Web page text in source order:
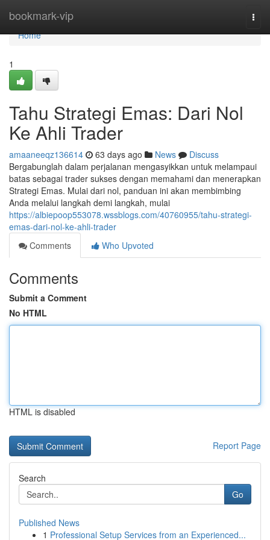
bookmark-vip
Home
Home
1
Tahu Strategi Emas: Dari Nol
Ke Ahli Trader
amaaneeqz136614 63 days ago News
Discuss
Bergabunglah dalam perjalanan mengasyikkan untuk melampaui
batas sebagai trader sukses dengan memahami dan menerapkan
Strategi Emas. Mulai dari nol, panduan ini akan membimbing
Anda melalui langkah demi langkah, mulai
https://albiepoop553078.wssblogs.com/40760955/tahu-strategi-
emas-dari-nol-ke-ahli-trader
Comments
Who Upvoted
Comments
Submit a Comment
No HTML
HTML is disabled
Report Page
Search
Go
Published News
1 Professional Setup Services from an Experienced...